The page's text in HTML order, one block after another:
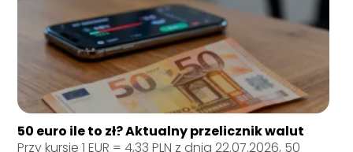
50 euro ile to zł? Aktualny przelicznik walut
Przy kursie 1 EUR = 4,33 PLN z dnia 22.07.2026, 50